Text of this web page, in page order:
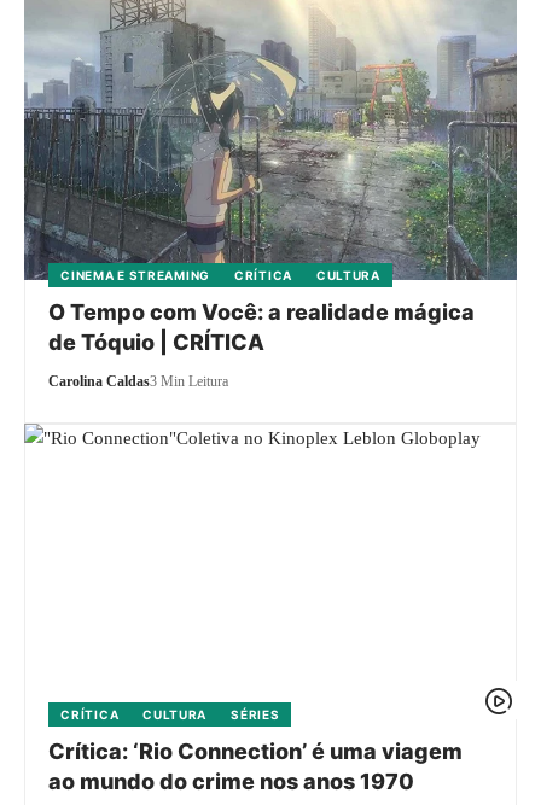
CINEMA E STREAMING CRÍTICA CULTURA
O Tempo com Você: a realidade mágica
de Tóquio | CRÍTICA
Carolina Caldas3 Min Leitura
CRÍTICA CULTURA SÉRIES
Crítica: ‘Rio Connection’ é uma viagem
ao mundo do crime nos anos 1970